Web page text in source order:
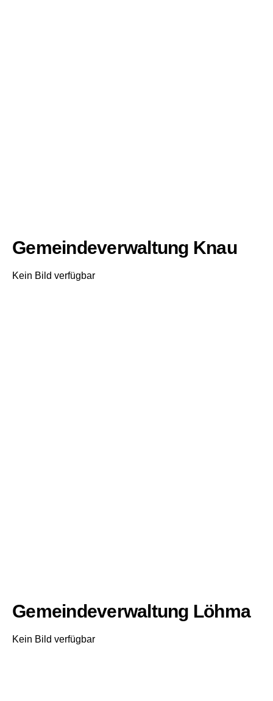
Gemeindeverwaltung Knau
Kein Bild verfügbar
Gemeindeverwaltung Löhma
Kein Bild verfügbar